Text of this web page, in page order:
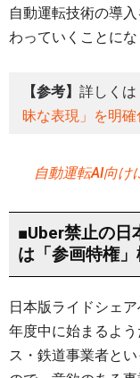
自動運転技術の導
わっていくことにな
【参考】 詳しくは
昧な表現」を明確
自動運転AI向け
■Uber禁止の日
は「参画特権
日本版ライドシェ
年度中に始まるよ
ス・鉄道事業者と